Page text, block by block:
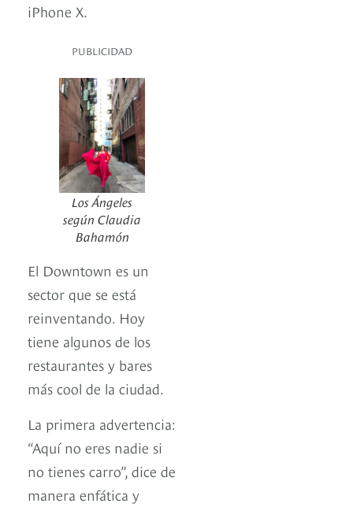
iPhone X.
PUBLICIDAD
Los Ángeles
según Claudia
Bahamón
El Downtown es un
sector que se está
reinventando. Hoy
tiene algunos de los
restaurantes y bares
más cool de la ciudad.
La primera advertencia:
“Aquí no eres nadie si
no tienes carro”, dice de
manera enfática y